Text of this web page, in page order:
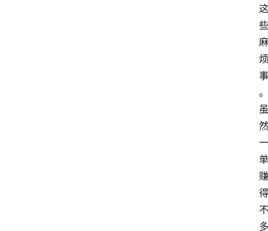
这
些
麻
烦
事
。
虽
然
一
单
赚
得
不
多